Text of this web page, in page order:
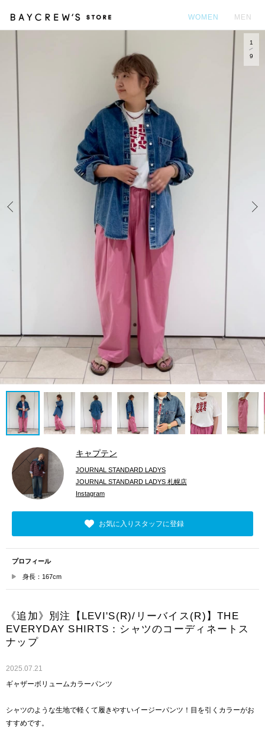
WOMEN MEN
1
9
キャプテン
JOURNAL STANDARD LADYS
JOURNAL STANDARD LADYS 札幌店
Instagram
お気に入りスタッフに登録
プロフィール
身長：167cm
《追加》別注【LEVI'S(R)/リーバイス(R)】THE
EVERYDAY SHIRTS：シャツのコーディネートス
ナップ
2025.07.21
ギャザーボリュームカラーパンツ
シャツのような生地で軽くて履きやすいイージーパンツ！目を引くカラーがお
すすめです。